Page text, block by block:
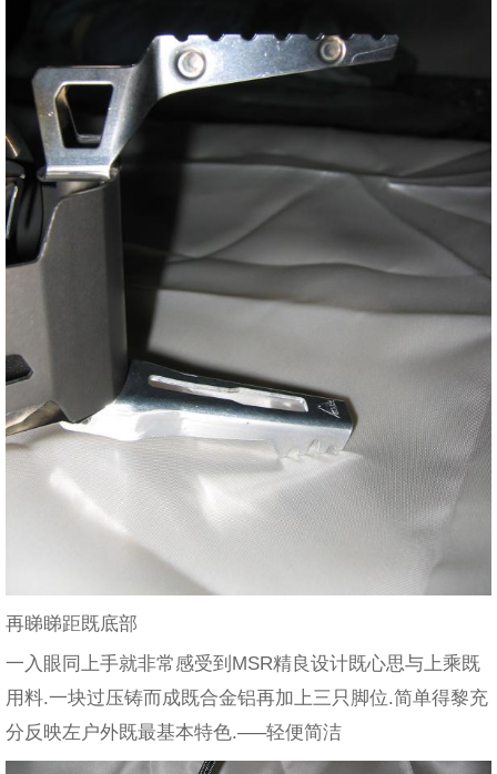
再睇睇距既底部
一入眼同上手就非常感受到MSR精良设计既心思与上乘既
用料.一块过压铸而成既合金铝再加上三只脚位.简单得黎充
分反映左户外既最基本特色.—–轻便简洁